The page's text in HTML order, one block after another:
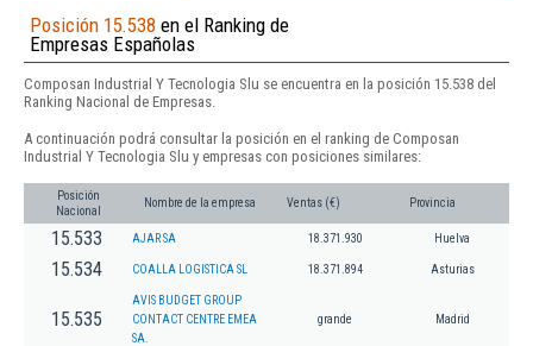
Posición 15.538 en el Ranking de
Empresas Españolas
Composan Industrial Y Tecnologia Slu se encuentra en la posición 15.538 del
Ranking Nacional de Empresas.
A continuación podrá consultar la posición en el ranking de Composan
Industrial Y Tecnologia Slu y empresas con posiciones similares:
Posición
Nacional
Nombre de la empresa Ventas (€) Provincia
15.533 AJAR SA 18.371.930 Huelva
15.534 COALLA LOGISTICA SL 18.371.894 Asturias
15.535
AVIS BUDGET GROUP
CONTACT CENTRE EMEA
SA.
grande Madrid